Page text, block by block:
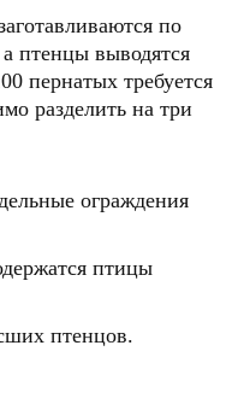
по
птенцы выводятся
пернатых требуется
разделить на три
ограждения
птицы
птенцов.